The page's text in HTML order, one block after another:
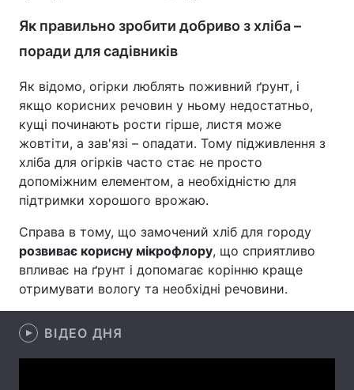
Цікавинки Погода
Екологія Регіони
Лонгріди
Відео з Youtube Статті
Архів Вакансії
Контакти
Як правильно зробити добриво з хліба –
поради для садівників
Як відомо, огірки люблять поживний ґрунт, і
якщо корисних речовин у ньому недостатньо,
кущі починають рости гірше, листя може
жовтіти, а зав'язі – опадати. Тому підживлення з
хліба для огірків часто стає не просто
допоміжним елементом, а необхідністю для
підтримки хорошого врожаю.
Справа в тому, що замочений хліб для городу
розвиває корисну мікрофлору, що сприятливо
впливає на ґрунт і допомагає корінню краще
отримувати вологу та необхідні речовини.
ВІДЕО ДНЯ